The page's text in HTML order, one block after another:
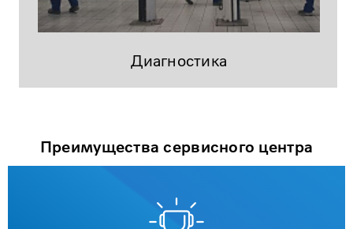
Диагностика
Преимущества сервисного центра